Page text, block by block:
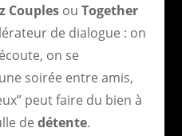
Couplesou Together
de dialogue : on
on se
soirée entre amis,
peut faire du bien à
de détente.